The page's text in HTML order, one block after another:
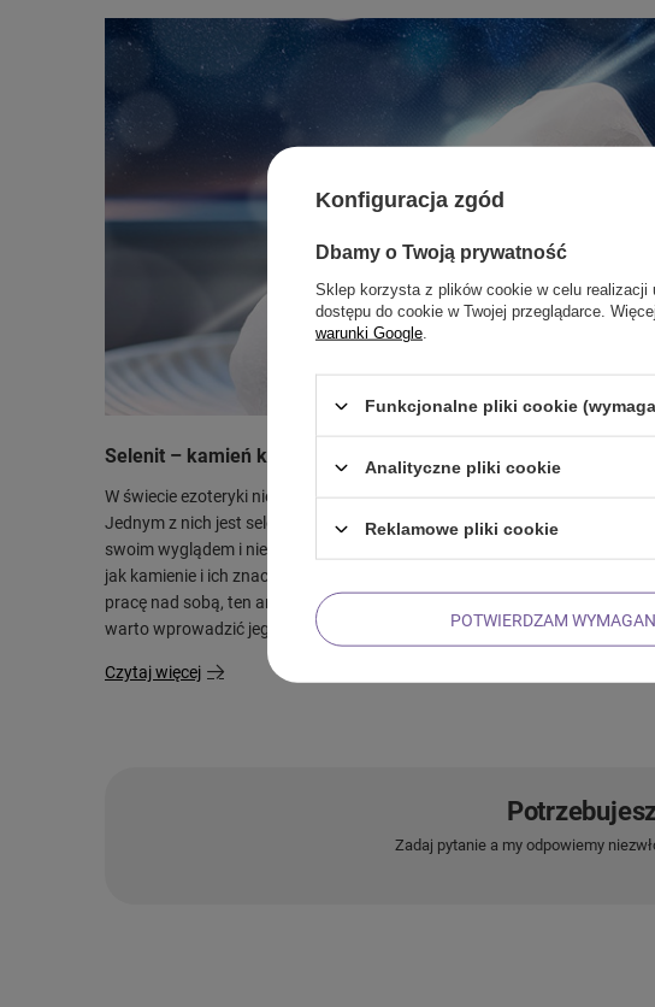
Selenit – kamień księżycowej energii
W świecie ezoteryki niektóre kamienie nazywane są „kluczami do
Jednym z nich jest selenit – kamień o wyjątkowej energii, który od wieków
swoim wyglądem i niezwykłymi właściwościami. Jeżeli interesują Cię
jak kamienie i ich znaczenie lub poszukujesz naturalnych narzędzi
pracę nad sobą, ten artykuł jest właśnie dla Ciebie. Poznaj selenit i
warto wprowadzić jego energię do swojego życia.
Czytaj więcej
Zadaj pytanie a my odpowiemy
Konfiguracja zgód
Dbamy o Twoją prywatność
Sklep korzysta z plików cookie w celu realizacji
dostępu do cookie w Twojej przeglądarce.
warunki Google
Funkcjonalne pliki cookie
Analityczne pliki cookie
Reklamowe pliki cookie
POTWIERDZAM